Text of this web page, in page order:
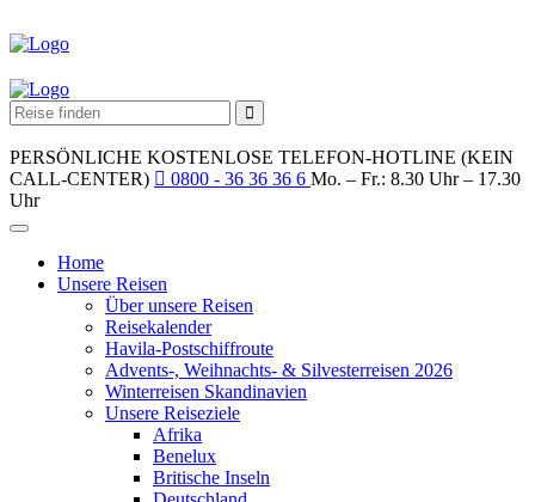
PERSÖNLICHE KOSTENLOSE TELEFON-HOTLINE (KEIN
CALL-CENTER)
0800 - 36 36 36 6 Mo. – Fr.: 8.30 Uhr – 17.30
Uhr
Home
Unsere Reisen
Über unsere Reisen
Reisekalender
Havila-Postschiffroute
Advents-, Weihnachts- & Silvesterreisen 2026
Winterreisen Skandinavien
Unsere Reiseziele
Afrika
Benelux
Britische Inseln